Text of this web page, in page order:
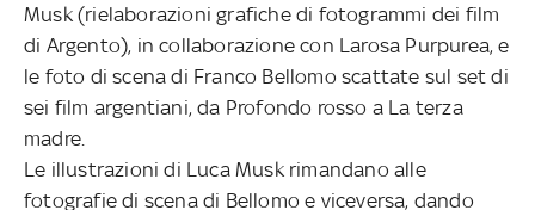
Musk (rielaborazioni grafiche di fotogrammi dei film
di Argento), in collaborazione con Larosa Purpurea, e
le foto di scena di Franco Bellomo scattate sul set di
sei film argentiani, da Profondo rosso a La terza
madre.
Le illustrazioni di Luca Musk rimandano alle
fotografie di scena di Bellomo e viceversa, dando